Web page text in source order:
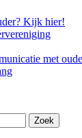
Kijk hier!
met
Zoek